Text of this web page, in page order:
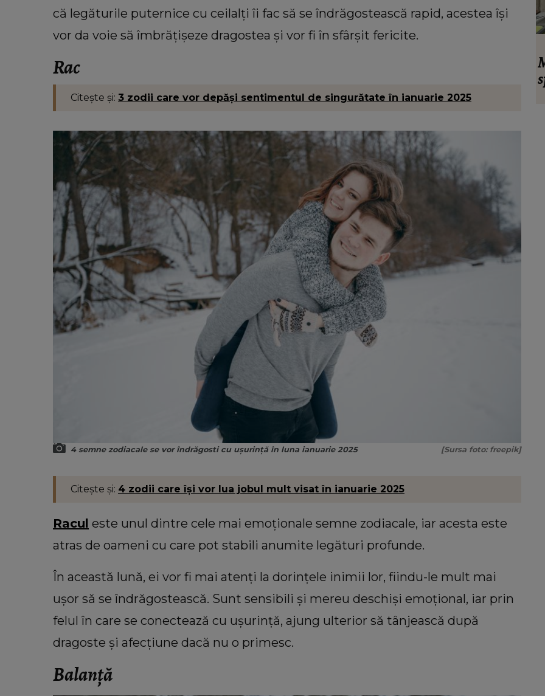
că legăturile puternice cu ceilalți îi fac să se îndrăgostească rapid, acestea își
vor da voie să îmbrățișeze dragostea și vor fi în sfârșit fericite.
Rac
Citește și: 3 zodii care vor depăși sentimentul de singurătate în ianuarie 2025
4 semne zodiacale se vor îndrăgosti cu ușurință în luna ianuarie 2025 [Sursa foto: freepik]
Citește și: 4 zodii care își vor lua jobul mult visat în ianuarie 2025
Racul este unul dintre cele mai emoționale semne zodiacale, iar acesta este
atras de oameni cu care pot stabili anumite legături profunde.
În această lună, ei vor fi mai atenți la dorințele inimii lor, fiindu-le mult mai
ușor să se îndrăgostească. Sunt sensibili și mereu deschiși emoțional, iar prin
felul în care se conectează cu ușurință, ajung ulterior să tânjească după
dragoste și afecțiune dacă nu o primesc.
Balanță
O zodie va
de făcut
VEDETE
Solistul trupei Azur spune ce sumă
“Eram foarte mândru.”
Monica Tatoiu, totul despre înșelat. Ce
spune femeia de afaceri despre relațiile
extraconjugale: “Dacă te prinde, nu